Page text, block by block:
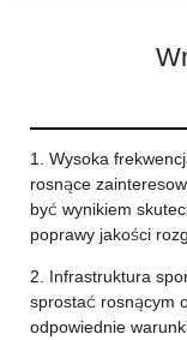
1. Wysoka
rosnące
być wynikiem
poprawy jakości
2. Infrastruktura
sprostać rosnącym
odpowiednie